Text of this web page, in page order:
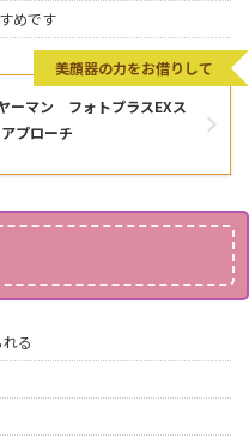
めです
ーマン フォトプラスEXス
プローチ
美顔器の力をお借りして
る